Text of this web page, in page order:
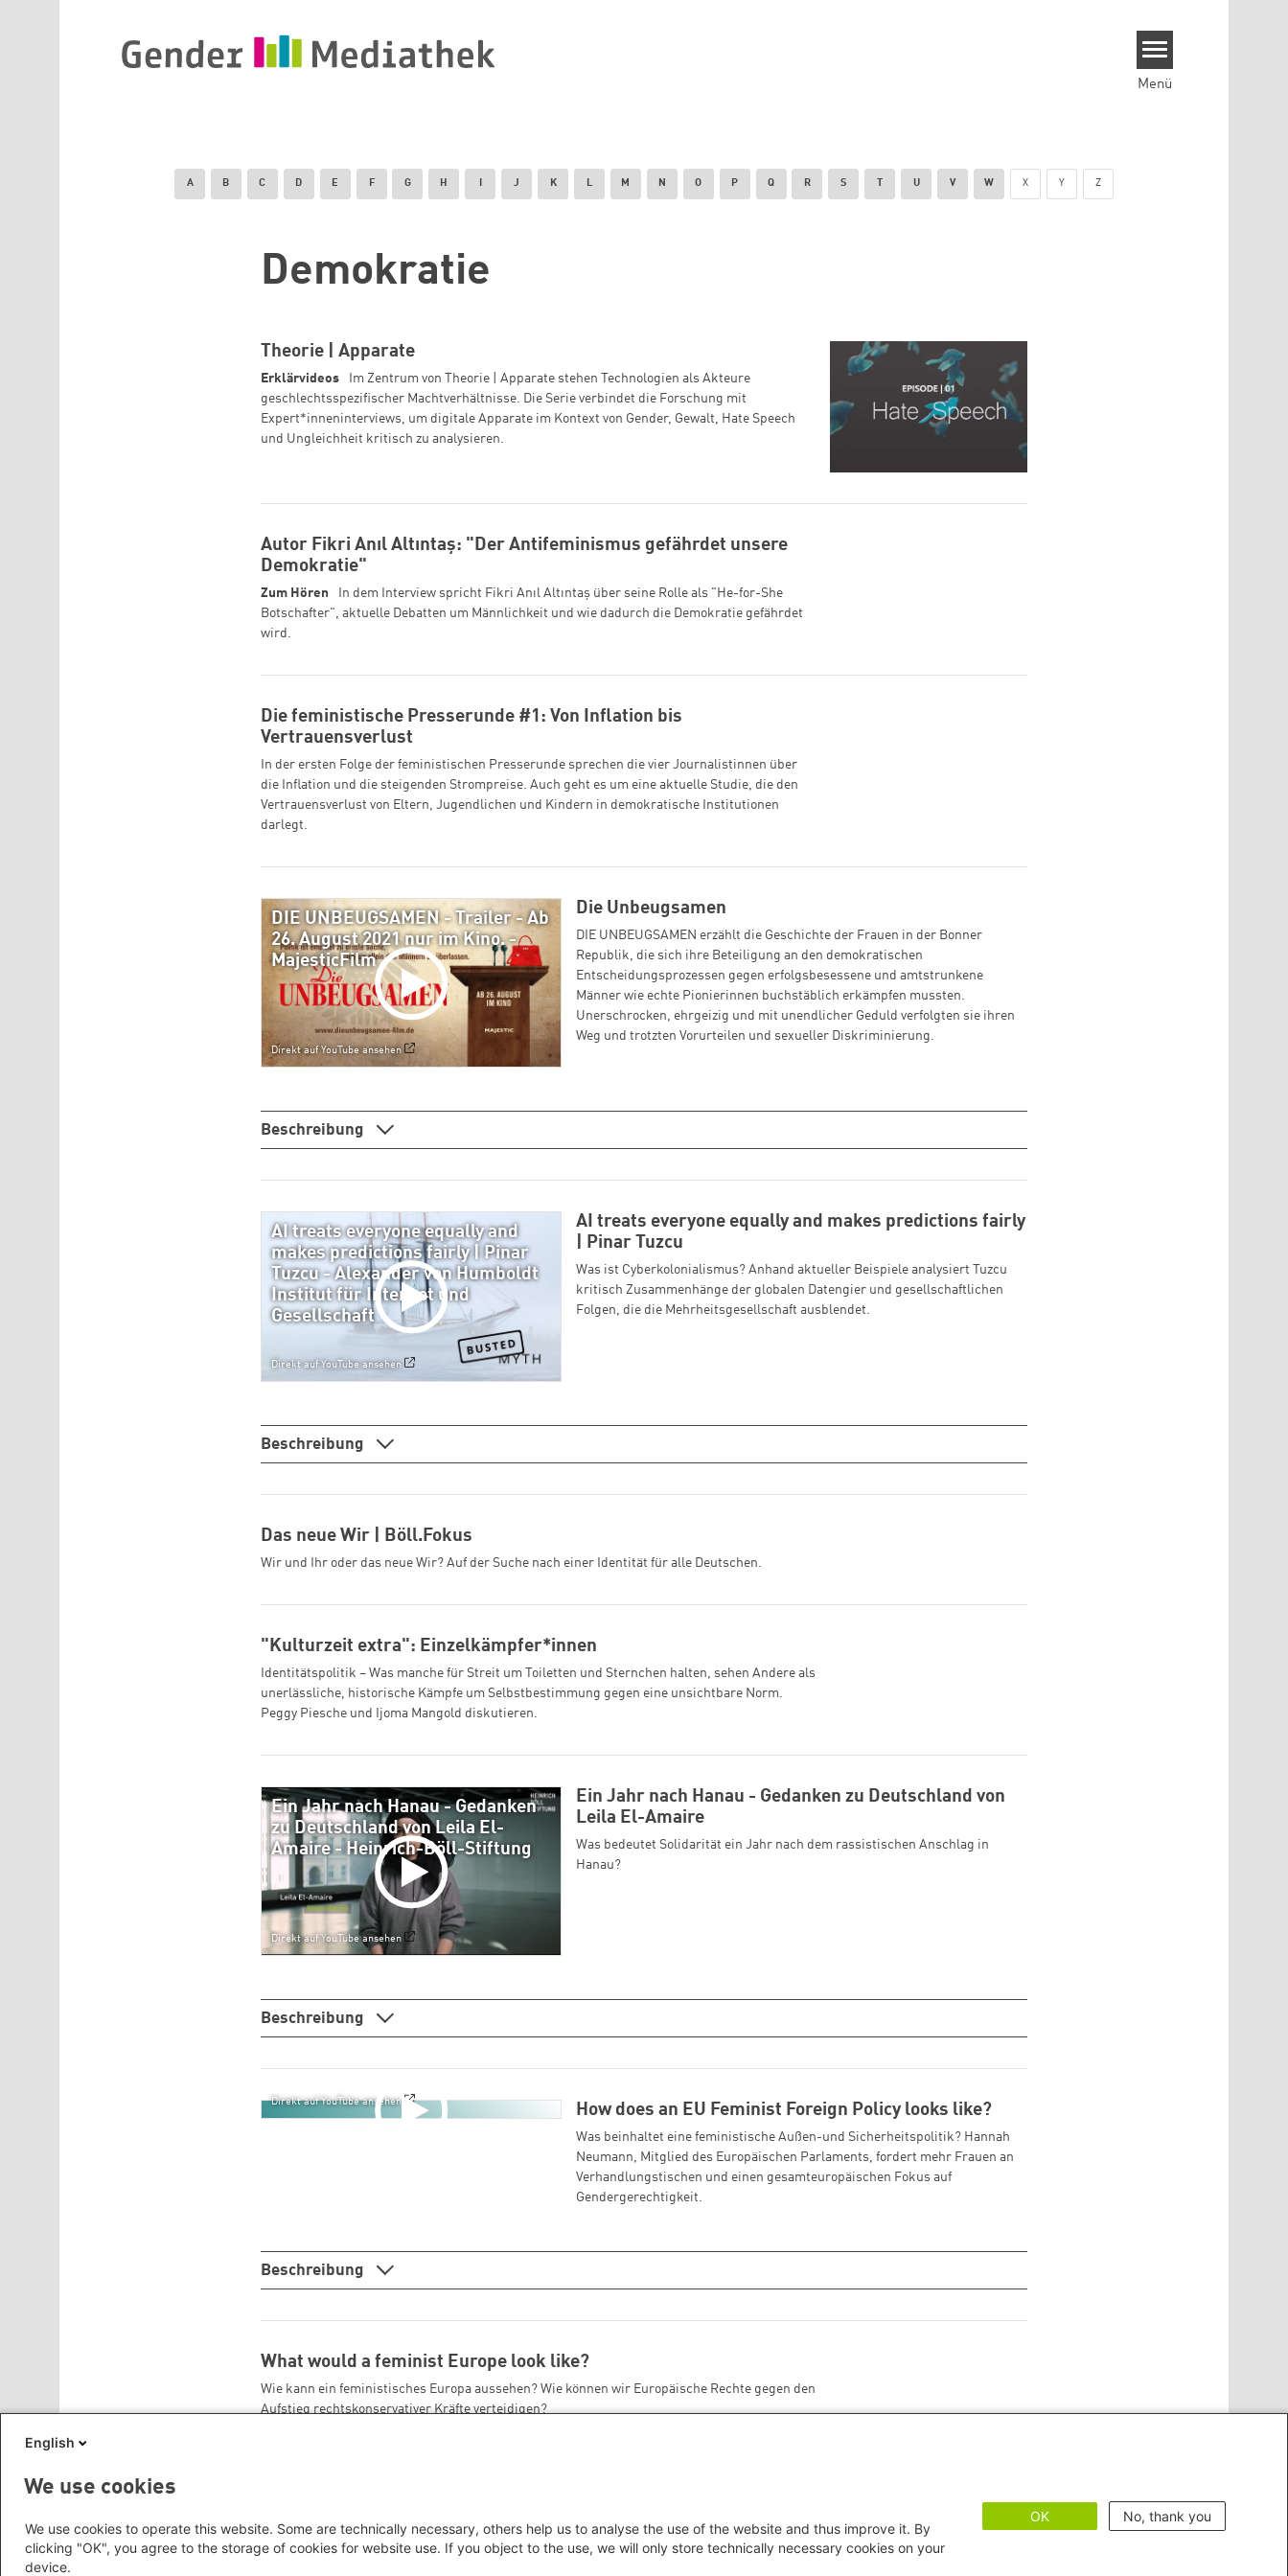
Menü
A B C D E F G H J K L M N O P Q R S U V W X Y Z
Demokratie
Theorie | Apparate
Erklärvideos
Im Zentrum von Theorie | Apparate stehen Technologien als Akteure
geschlechtsspezifischer Machtverhältnisse. Die Serie verbindet die Forschung mit
Expert*inneninterviews, um digitale Apparate im Kontext von Gender, Gewalt, Hate Speech
und Ungleichheit kritisch zu analysieren.
Autor Fikri Anıl Altıntaş: "Der Antifeminismus gefährdet unsere
Demokratie"
Zum Hören
In dem Interview spricht Fikri Anıl Altıntaş über seine Rolle als "He-for-She
Botschafter", aktuelle Debatten um Männlichkeit und wie dadurch die Demokratie gefährdet
wird.
Die feministische Presserunde #1: Von Inflation bis
Vertrauensverlust
In der ersten Folge der feministischen Presserunde sprechen die vier Journalistinnen über
die Inflation und die steigenden Strompreise. Auch geht es um eine aktuelle Studie, die den
Vertrauensverlust von Eltern, Jugendlichen und Kindern in demokratische Institutionen
darlegt.
DIE UNBEUGSAMEN - Trailer - Ab
26. August 2021 nur im Kino. -
MajesticFilm
Direkt auf YouTube ansehen
Die Unbeugsamen
DIE UNBEUGSAMEN erzählt die Geschichte der Frauen in der Bonner
Republik, die sich ihre Beteiligung an den demokratischen
Entscheidungsprozessen gegen erfolgsbesessene und amtstrunkene
Männer wie echte Pionierinnen buchstäblich erkämpfen mussten.
Unerschrocken, ehrgeizig und mit unendlicher Geduld verfolgten sie ihren
Weg und trotzten Vorurteilen und sexueller Diskriminierung.
Beschreibung
AI treats everyone equally and
makes predictions fairly | Pinar
Tuzcu - Alexander von Humboldt
Institut für Internet und
Gesellschaft
Direkt auf YouTube ansehen
AI treats everyone equally and makes predictions fairly
| Pinar Tuzcu
Was ist Cyberkolonialismus? Anhand aktueller Beispiele analysiert Tuzcu
kritisch Zusammenhänge der globalen Datengier und gesellschaftlichen
Folgen, die die Mehrheitsgesellschaft ausblendet.
Beschreibung
Das neue Wir | Böll.Fokus
Wir und Ihr oder das neue Wir? Auf der Suche nach einer Identität für alle Deutschen.
"Kulturzeit extra": Einzelkämpfer*innen
Identitätspolitik – Was manche für Streit um Toiletten und Sternchen halten, sehen Andere als
unerlässliche, historische Kämpfe um Selbstbestimmung gegen eine unsichtbare Norm.
Peggy Piesche und Ijoma Mangold diskutieren.
Ein Jahr nach Hanau - Gedanken
zu Deutschland von Leila El-
Amaire - Heinrich-Böll-Stiftung
Direkt auf YouTube ansehen
Ein Jahr nach Hanau - Gedanken zu Deutschland von
Leila El-Amaire
Was bedeutet Solidarität ein Jahr nach dem rassistischen Anschlag in
Hanau?
Beschreibung
Direkt auf YouTube ansehen How does an EU Feminist Foreign Policy looks like?
Was beinhaltet eine feministische Außen-und Sicherheitspolitik? Hannah
Neumann, Mitglied des Europäischen Parlaments, fordert mehr Frauen an
Verhandlungstischen und einen gesamteuropäischen Fokus auf
Gendergerechtigkeit.
Beschreibung
What would a feminist Europe look like?
Wie kann ein feministisches Europa aussehen? Wie können wir Europäische Rechte gegen den
Aufstieg rechtskonservativer Kräfte verteidigen?
Aktuelle Seite
1 Page
2 Nächste SeiteLetzte Seite
English
We use cookies
We use cookies to operate this website. Some are technically necessary, others help us to analyse the use of the website and thus improve it. By
clicking "OK", you agree to the storage of cookies for website use. If you object to the use, we will only store technically necessary cookies on your
device.
OK No, thank you